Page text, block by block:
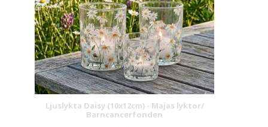
Ljuslykta Daisy (10x12cm) - Majas lyktor/
Barncancerfonden